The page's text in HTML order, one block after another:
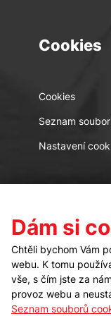
Cookies
Cookies
Seznam
Nastavení
Kontakt
Dám si
Chtěli bychom Vám
webu. K tomu
vše, s čím jste za
provoz webu a
Seznam souborů